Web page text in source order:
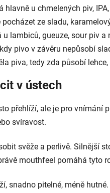
hlavně u chmelených piv,
pocházet ze sladu,
u lambiců, gueuze, sour piv a
pivo v závěru nepůsobí
piva, tedy zda působí
v ústech
přehlíží, ale je pro vnímání
svíravost.
svěže a perlivě. Silnější
mouthfeel pomáhá tyto
snadno pitelné, méně hutné.